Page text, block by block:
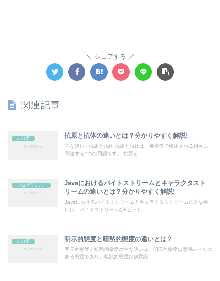
シェアする
関連記事
未分類 抗原と抗体の違いとは？分かりやすく解説!
主な違い - 抗原と抗体 抗原と抗体は、免疫学で使用される相互に
関連する2つの用語です。 抗原と...
プログラミング
Javaにおけるバイトストリームとキャラクタスト
リームの違いとは？分かりやすく解説!
Javaにおけるバイトストリームとキャラクタストリームの主な違
いは、バイトストリームが8ビット...
未分類 明示的態度と暗黙的態度の違いとは？
明示的態度と暗黙的態度の主な違いは、明示的態度は意識レベルに
ある態度であり、暗黙的態度は無意識...